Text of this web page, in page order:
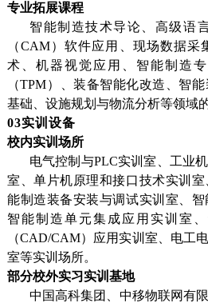
专业拓展课程
智能制造技术导论、高级语
（CAM）软件应用、现场数据采
术、机器视觉应用、智能制造
（TPM）、装备智能化改造、智
基础、设施规划与物流分析等领域
03实训设备
校内实训场所
电气控制与PLC实训室、工业
室、单片机原理和接口技术实训
能制造装备安装与调试实训室、智
智能制造单元集成应用实训室
（CAD/CAM）应用实训室、 电工
室等实训场所。
部分校外实习实训基地
中国高科集团、中移物联网有